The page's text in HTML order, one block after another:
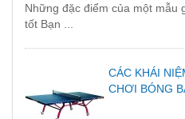
Những đặc điểm của một mẫu
tốt Bạn ...
CÁC KHÁI
CHƠI BÓNG